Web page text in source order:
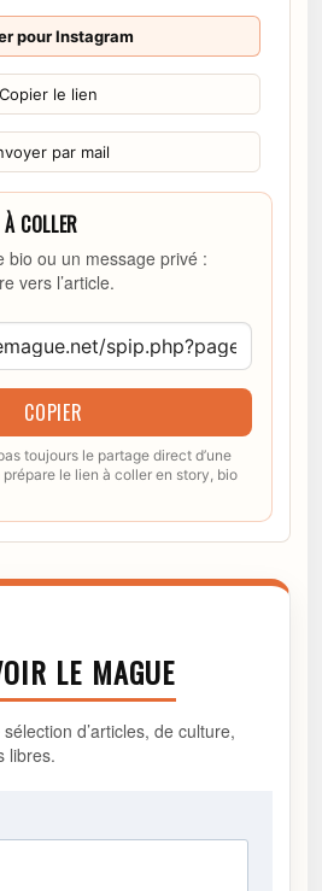
pour Instagram
Copier le lien
par mail
COLLER
bio ou un message privé :
vers l’article.
COPIER
toujours le partage direct d’une
le lien à coller en story, bio
LE MAGUE
d’articles, de culture,
libres.